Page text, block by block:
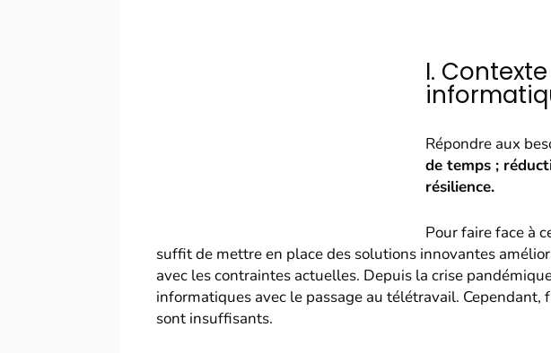
I.
Répondre aux
de temps ;
résilience.
Pour faire face à
suffit de mettre en place des solutions innovantes
avec les contraintes actuelles. Depuis la crise
informatiques avec le passage au télétravail. Cependant,
sont insuffisants.